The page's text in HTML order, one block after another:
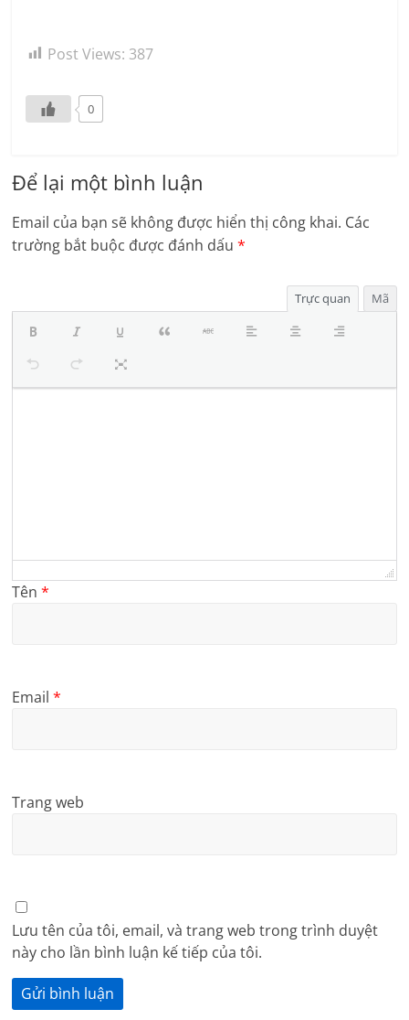
Post Views: 387
0
Để lại một bình luận
Email của bạn sẽ không được hiển thị công khai. Các
trường bắt buộc được đánh dấu*
Trực quan Mã
Tên*
Email*
Trang web
Lưu tên của tôi, email, và trang web trong trình duyệt
này cho lần bình luận kế tiếp của tôi.